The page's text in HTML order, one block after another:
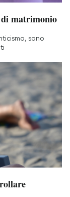
matrimonio
sono